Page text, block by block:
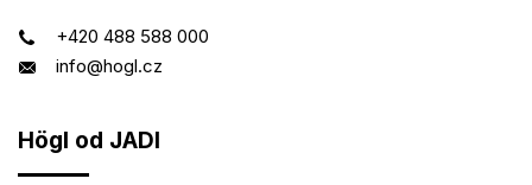
+420 488 588 000
info@hogl.cz
Högl od JADI